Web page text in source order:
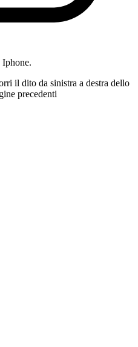
il dito da sinistra a destra dello
precedenti